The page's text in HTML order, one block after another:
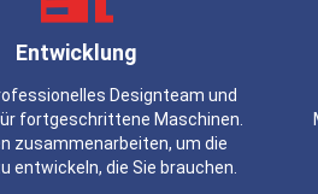
Entwicklung
Designteam und
fortgeschrittene Maschinen.
zusammenarbeiten, um die
entwickeln, die Sie brauchen.